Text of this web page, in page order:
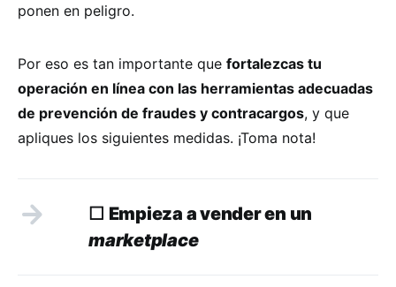
ponen en peligro.
Por eso es tan importante que fortalezcas tu
operación en línea con las herramientas adecuadas
de prevención de fraudes y contracargos, y que
apliques los siguientes medidas. ¡Toma nota!
☐ Empieza a vender en un
marketplace